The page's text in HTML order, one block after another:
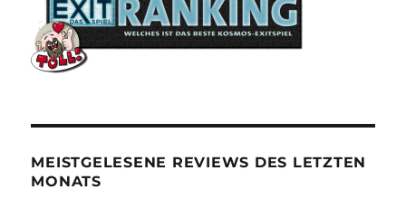
MEISTGELESENE REVIEWS DES LETZTEN
MONATS